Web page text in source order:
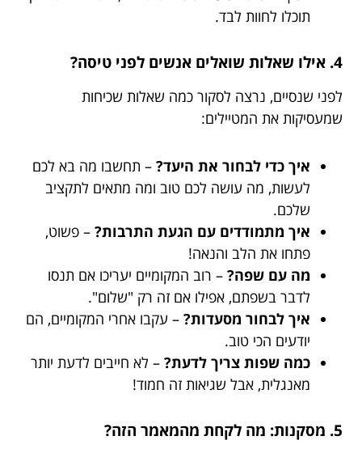
תוכלו לחוות לבד.
4. אילו שאלות שואלים אנשים לפני טיסה?
לפני שנסיים, נרצה לסקור כמה שאלות שכיחות
שמעסיקות את המטיילים:
איך כדי לבחור את היעד? – תחשבו מה בא לכם
לעשות, מה עושה לכם טוב ומה מתאים לתקציב
שלכם.
איך מתמודדים עם הגעת התרבות? – פשוט,
פתחו את הלב והנאה!
מה עם שפה? – רוב המקומיים יעריכו אם תנסו
לדבר בשפתם, אפילו אם זה רק "שלום".
איך לבחור מסעדות? – עקבו אחרי המקומיים, הם
יודעים הכי טוב.
כמה שפות צריך לדעת? – לא חייבים לדעת יותר
מאנגלית, אבל שגיאות זה חמוד!
5. מסקנות: מה לקחת מהמאמר הזה?